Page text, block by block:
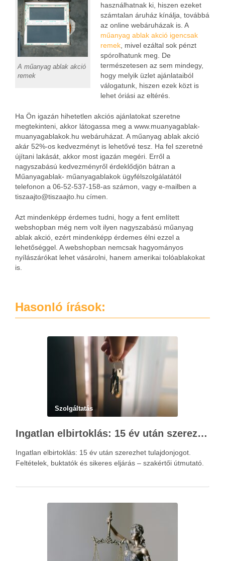
A műanyag ablak akció
remek
használhatnak ki, hiszen ezeket
számtalan áruház kínálja, továbbá
az online webáruházak is. A
műanyag ablak akció igencsak
remek , mivel ezáltal sok pénzt
spórolhatunk meg. De
természetesen az sem mindegy,
hogy melyik üzlet ajánlataiból
válogatunk, hiszen ezek közt is
lehet óriási az eltérés.
Ha Ön igazán hihetetlen akciós ajánlatokat szeretne
megtekinteni, akkor látogassa meg a www.muanyagablak-
muanyagablakok.hu webáruházat. A műanyag ablak akció
akár 52%-os kedvezményt is lehetővé tesz. Ha fel szeretné
újítani lakását, akkor most igazán megéri. Erről a
nagyszabású kedvezményről érdeklődjön bátran a
Műanyagablak- műanyagablakok ügyfélszolgálatától
telefonon a 06-52-537-158-as számon, vagy e-mailben a
tiszaajto@tiszaajto.hu címen.
Azt mindenképp érdemes tudni, hogy a fent említett
webshopban még nem volt ilyen nagyszabású műanyag
ablak akció, ezért mindenképp érdemes élni ezzel a
lehetőséggel. A webshopban nemcsak hagyományos
nyílászárókat lehet vásárolni, hanem amerikai tolóablakokat
is.
Hasonló írások:
Szolgáltatás
Ingatlan elbirtoklás: 15 év után szerezhet tulajdonjogot – szakértői útmutató
Ingatlan elbirtoklás: 15 év után szerezhet tulajdonjogot.
Feltételek, buktatók és sikeres eljárás – szakértői útmutató.